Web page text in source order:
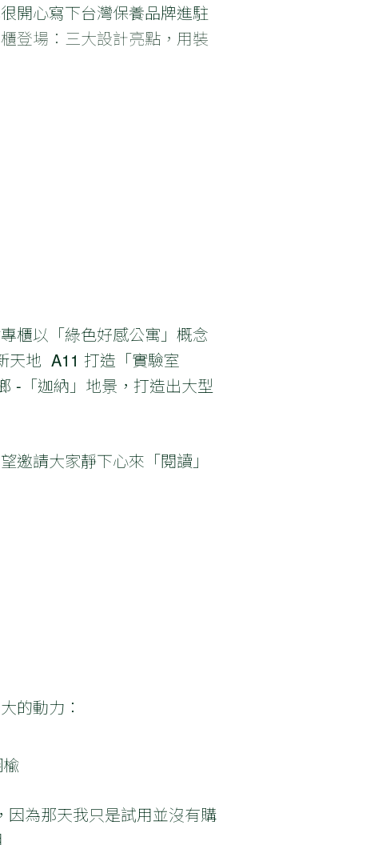
開心寫下台灣保養品牌進駐
登場：三大設計亮點，用裝
櫃以「綠色好感公寓」概念
天地 A11 打造「實驗室
-「迦納」地景，打造出大型
邀請大家靜下心來「閱讀」
的動力：
因為那天我只是試用並沒有購